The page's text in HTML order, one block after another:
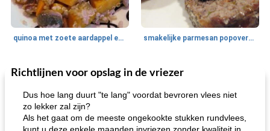
quinoa met zoete aardappel en champignons smakelijke parmesan popovers (gezonder!)
40min
One Dish Meal Soepen, stoofschotels en Chili
Richtlijnen voor opslag in de vriezer
Dus hoe lang duurt "te lang" voordat bevroren vlees niet
zo lekker zal zijn?
Als het gaat om de meeste ongekookte stukken rundvlees,